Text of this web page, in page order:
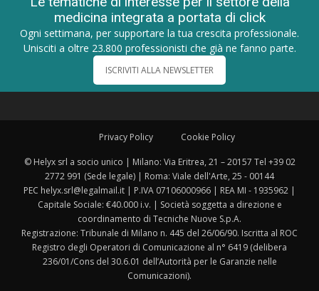
medicina integrata a portata di click
Ogni settimana, per supportare la tua crescita professionale.
Unisciti a oltre 23.800 professionisti che già ne fanno parte.
ISCRIVITI ALLA NEWSLETTER
Privacy Policy Cookie Policy
© Helyx srl a socio unico | Milano: Via Eritrea, 21 – 20157 Tel +39 02
2772 991 (Sede legale) | Roma: Viale dell'Arte, 25 - 00144
PEC helyx.srl@legalmail.it | P.IVA 07106000966 | REA MI - 1935962 |
Capitale Sociale: €40.000 i.v. | Società soggetta a direzione e
coordinamento di Tecniche Nuove S.p.A.
Registrazione: Tribunale di Milano n. 445 del 26/06/90. Iscritta al ROC
Registro degli Operatori di Comunicazione al n° 6419 (delibera
236/01/Cons del 30.6.01 dell’Autorità per le Garanzie nelle
Comunicazioni).